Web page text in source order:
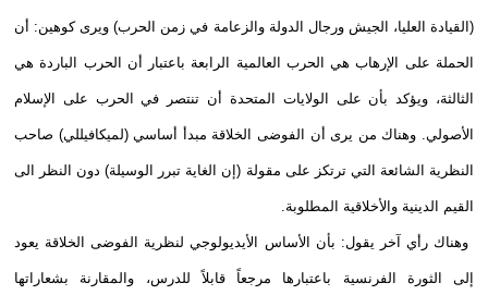
(القيادة العليا، الجيش ورجال الدولة والزعامة في زمن الحرب) ويرى كوهين: أن
الحملة على الإرهاب هي الحرب العالمية الرابعة باعتبار أن الحرب الباردة هي
الثالثة، ويؤكد بأن على الولايات المتحدة أن تنتصر في الحرب على الإسلام
الأصولي. وهناك من يرى أن الفوضى الخلاقة مبدأ أساسي (لميكافيللي) صاحب
النظرية الشائعة التي ترتكز على مقولة (إن الغاية تبرر الوسيلة) دون النظر الى
القيم الدينية والأخلاقية المطلوبة.
وهناك رأي آخر يقول: بأن الأساس الأيديولوجي لنظرية الفوضى الخلاقة يعود
إلى الثورة الفرنسية باعتبارها مرجعاً قابلاً للدرس، والمقارنة بشعاراتها